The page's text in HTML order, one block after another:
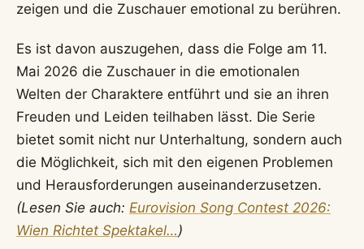
zeigen und die Zuschauer emotional zu berühren.
Es ist davon auszugehen, dass die Folge am 11.
Mai 2026 die Zuschauer in die emotionalen
Welten der Charaktere entführt und sie an ihren
Freuden und Leiden teilhaben lässt. Die Serie
bietet somit nicht nur Unterhaltung, sondern auch
die Möglichkeit, sich mit den eigenen Problemen
und Herausforderungen auseinanderzusetzen.
(Lesen Sie auch: Eurovision Song Contest 2026:
Wien Richtet Spektakel…)